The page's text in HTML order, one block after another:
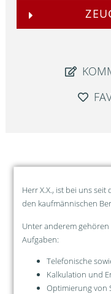
Herr X.X., ist bei uns
den kaufmännischen
Unter anderem
Aufgaben:
Telefonische
Kalkulation und
Optimierung von